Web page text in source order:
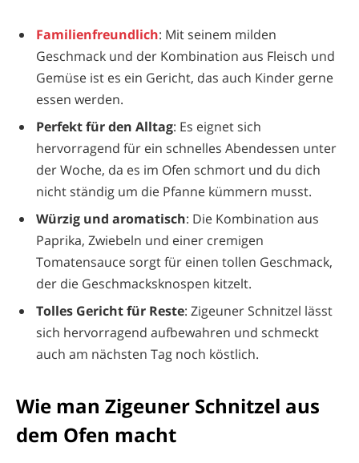
Familienfreundlich: Mit seinem milden
Geschmack und der Kombination aus Fleisch und
Gemüse ist es ein Gericht, das auch Kinder gerne
essen werden.
Perfekt für den Alltag: Es eignet sich
hervorragend für ein schnelles Abendessen unter
der Woche, da es im Ofen schmort und du dich
nicht ständig um die Pfanne kümmern musst.
Würzig und aromatisch: Die Kombination aus
Paprika, Zwiebeln und einer cremigen
Tomatensauce sorgt für einen tollen Geschmack,
der die Geschmacksknospen kitzelt.
Tolles Gericht für Reste: Zigeuner Schnitzel lässt
sich hervorragend aufbewahren und schmeckt
auch am nächsten Tag noch köstlich.
Wie man Zigeuner Schnitzel aus
dem Ofen macht